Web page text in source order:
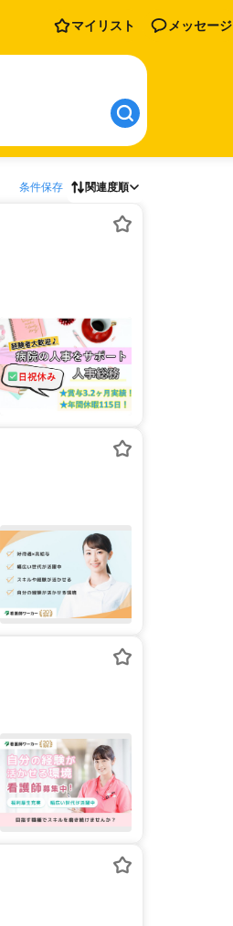
マイリスト メッセージ
条件保存 関連度順